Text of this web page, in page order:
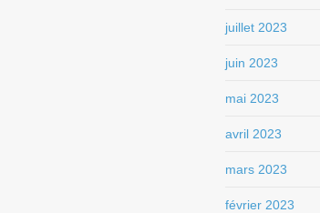
juillet 2023
juin 2023
mai 2023
avril 2023
mars 2023
février 2023